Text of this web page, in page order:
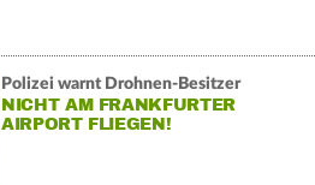
Polizei warnt Drohnen-Besitzer
NICHT AM FRANKFURTER
AIRPORT FLIEGEN!